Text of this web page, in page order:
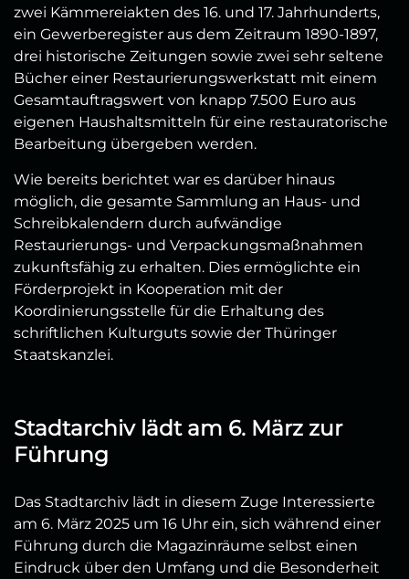
zwei Kämmereiakten des 16. und 17. Jahrhunderts,
ein Gewerberegister aus dem Zeitraum 1890-1897,
drei historische Zeitungen sowie zwei sehr seltene
Bücher einer Restaurierungswerkstatt mit einem
Gesamtauftragswert von knapp 7.500 Euro aus
eigenen Haushaltsmitteln für eine restauratorische
Bearbeitung übergeben werden.
Wie bereits berichtet war es darüber hinaus
möglich, die gesamte Sammlung an Haus- und
Schreibkalendern durch aufwändige
Restaurierungs- und Verpackungsmaßnahmen
zukunftsfähig zu erhalten. Dies ermöglichte ein
Förderprojekt in Kooperation mit der
Koordinierungsstelle für die Erhaltung des
schriftlichen Kulturguts sowie der Thüringer
Staatskanzlei.
Stadtarchiv lädt am 6. März zur
Führung
Das Stadtarchiv lädt in diesem Zuge Interessierte
am 6. März 2025 um 16 Uhr ein, sich während einer
Führung durch die Magazinräume selbst einen
Eindruck über den Umfang und die Besonderheit